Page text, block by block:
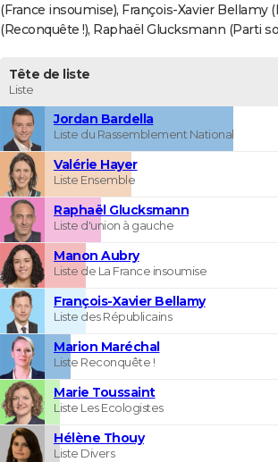
(France insoumise), François-Xavier Bellamy
(Reconquête !), Raphaël Glucksmann (Parti
Tête de liste
Liste
Jordan Bardella
Liste du Rassemblement National
Valérie Hayer
Liste Ensemble
Raphaël Glucksmann
Liste d'union à gauche
Manon Aubry
Liste de La France insoumise
François-Xavier Bellamy
Liste des Républicains
Marion Maréchal
Liste Reconquête !
Marie Toussaint
Liste Les Ecologistes
Hélène Thouy
Liste Divers